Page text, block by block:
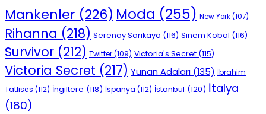
Mankenler (226) Moda (255) New York(107)
Rihanna (218) Serenay Sarıkaya (116) Sinem Kobal (116)
Survivor (212) Twitter(109) Victoria's Secret (115)
Victoria Secret (217) Yunan Adaları (135) İbrahim
Tatlıses (112) İngiltere (118) İspanya (112) İstanbul (120) İtalya
(180)